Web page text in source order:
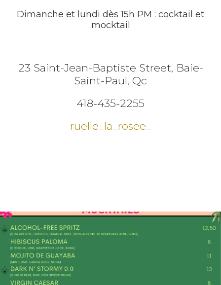
Dimanche et lundi dès 15h PM : cocktail et
mocktail
23 Saint-Jean-Baptiste Street, Baie-
Saint-Paul, Qc
418-435-2255
ruelle_la_rosee_